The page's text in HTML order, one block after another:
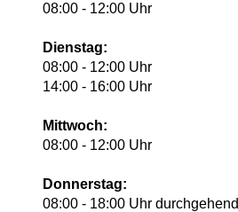
08:00 - 12:00 Uhr
Dienstag:
08:00 - 12:00 Uhr
14:00 - 16:00 Uhr
Mittwoch:
08:00 - 12:00 Uhr
Donnerstag:
08:00 - 18:00 Uhr durchgehend